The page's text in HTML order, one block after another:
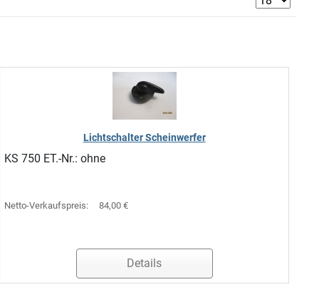
Lichtschalter Scheinwerfer
KS 750 ET.-Nr.: ohne
Netto-Verkaufspreis: 84,00 €
Details